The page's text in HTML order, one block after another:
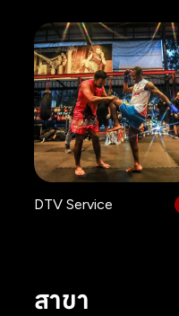
DTV Service
สาขา